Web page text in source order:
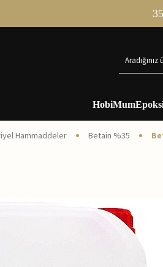
HobiMum
Hammaddeler Betain %35